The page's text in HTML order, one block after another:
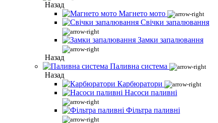
Назад
Магнето мото
Свічки запалювання
Замки запалювання
Назад
Паливна система
Назад
Карбюратори
Насоси паливні
Фільтра паливні